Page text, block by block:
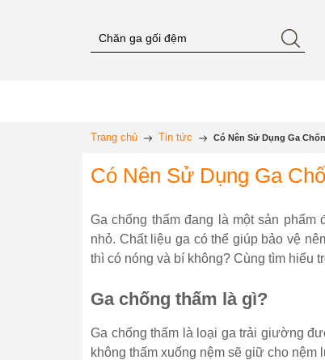
Trang chủ Tin tức Có Nên Sử Dụng Ga
Có Nên Sử Dụng Ga
Ga chống thấm đang là một sản
nhỏ. Chất liệu ga có thể giúp bảo vệ
thì có nóng và bí không? Cùng tìm hiểu
Ga chống thấm là gì?
Ga chống thấm là loại ga trải giường
không thấm xuống nệm sẽ giữ cho nệm